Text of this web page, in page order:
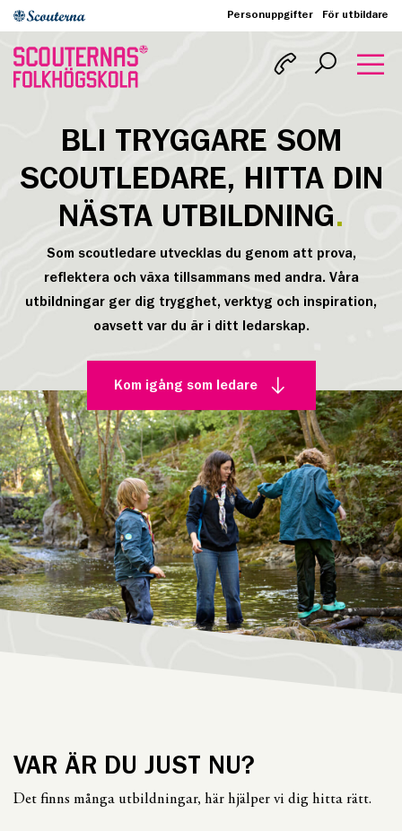
Personuppgifter För utbildare
BLI TRYGGARE SOM
SCOUTLEDARE, HITTA DIN
NÄSTA UTBILDNING
Som scoutledare utvecklas du genom att prova,
reflektera och växa tillsammans med andra. Våra
utbildningar ger dig trygghet, verktyg och inspiration,
oavsett var du är i ditt ledarskap.
Kom igång som ledare
VAR ÄR DU JUST NU?
Det finns många utbildningar, här hjälper vi dig hitta rätt.